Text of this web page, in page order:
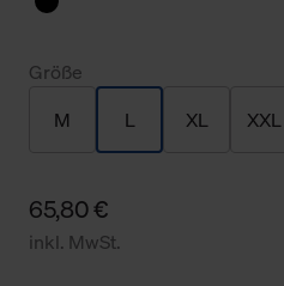
Größe
M L XL XXL
65,80 €
inkl. MwSt.